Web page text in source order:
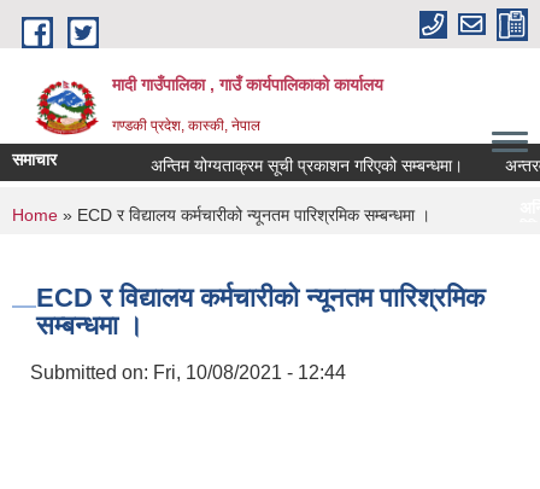
Skip to main content
मादी गाउँपालिका , गाउँ कार्यपालिकाको कार्यालय
गण्डकी प्रदेश, कास्की, नेपाल
समाचार अन्तिम योग्यताक्रम सूची प्रकाशन गरिएको सम्बन्धमा। अन्तरवार्ता
अन्तिम योग्यताक्रम
मिति:07/23/2026 - 16:53
You are here
Home » ECD र विद्यालय कर्मचारीको न्यूनतम पारिश्रमिक सम्बन्धमा ।
ECD र विद्यालय कर्मचारीको न्यूनतम पारिश्रमिक
सम्बन्धमा ।
Submitted on: Fri, 10/08/2021 - 12:44